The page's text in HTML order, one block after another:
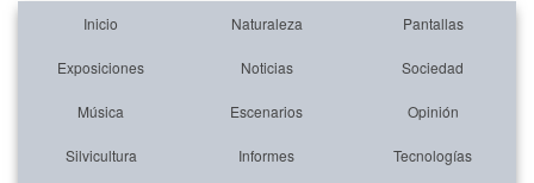
Inicio Naturaleza Pantallas
Exposiciones Noticias Sociedad
Música Escenarios Opinión
Silvicultura Informes Tecnologías